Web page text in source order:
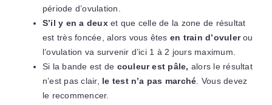
période d’ovulation.
S’il y en a deuxet que celle de la zone de résultat
est très foncée, alors vous êtes en train d’ovulerou
l’ovulation va survenir d’ici 1 à 2 jours maximum.
Si la bande est de couleur est pâle, alors le résultat
n’est pas clair, le test n’a pas marché. Vous devez
le recommencer.